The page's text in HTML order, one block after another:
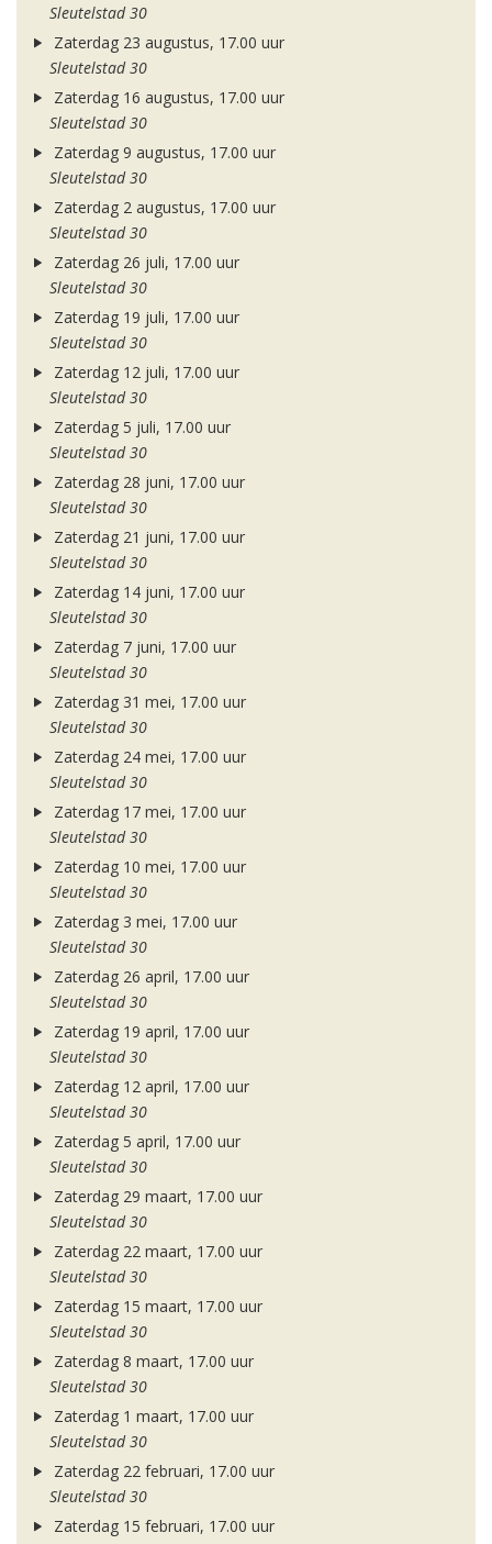
Sleutelstad 30
Zaterdag 23 augustus, 17.00 uur
Sleutelstad 30
Zaterdag 16 augustus, 17.00 uur
Sleutelstad 30
Zaterdag 9 augustus, 17.00 uur
Sleutelstad 30
Zaterdag 2 augustus, 17.00 uur
Sleutelstad 30
Zaterdag 26 juli, 17.00 uur
Sleutelstad 30
Zaterdag 19 juli, 17.00 uur
Sleutelstad 30
Zaterdag 12 juli, 17.00 uur
Sleutelstad 30
Zaterdag 5 juli, 17.00 uur
Sleutelstad 30
Zaterdag 28 juni, 17.00 uur
Sleutelstad 30
Zaterdag 21 juni, 17.00 uur
Sleutelstad 30
Zaterdag 14 juni, 17.00 uur
Sleutelstad 30
Zaterdag 7 juni, 17.00 uur
Sleutelstad 30
Zaterdag 31 mei, 17.00 uur
Sleutelstad 30
Zaterdag 24 mei, 17.00 uur
Sleutelstad 30
Zaterdag 17 mei, 17.00 uur
Sleutelstad 30
Zaterdag 10 mei, 17.00 uur
Sleutelstad 30
Zaterdag 3 mei, 17.00 uur
Sleutelstad 30
Zaterdag 26 april, 17.00 uur
Sleutelstad 30
Zaterdag 19 april, 17.00 uur
Sleutelstad 30
Zaterdag 12 april, 17.00 uur
Sleutelstad 30
Zaterdag 5 april, 17.00 uur
Sleutelstad 30
Zaterdag 29 maart, 17.00 uur
Sleutelstad 30
Zaterdag 22 maart, 17.00 uur
Sleutelstad 30
Zaterdag 15 maart, 17.00 uur
Sleutelstad 30
Zaterdag 8 maart, 17.00 uur
Sleutelstad 30
Zaterdag 1 maart, 17.00 uur
Sleutelstad 30
Zaterdag 22 februari, 17.00 uur
Sleutelstad 30
Zaterdag 15 februari, 17.00 uur